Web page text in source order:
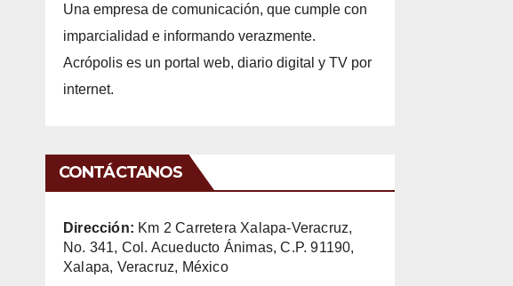
Una empresa de comunicación, que cumple con
imparcialidad e informando verazmente.
Acrópolis es un portal web, diario digital y TV por
internet.
CONTÁCTANOS
Dirección: Km 2 Carretera Xalapa-Veracruz,
No. 341, Col. Acueducto Ánimas, C.P. 91190,
Xalapa, Veracruz, México